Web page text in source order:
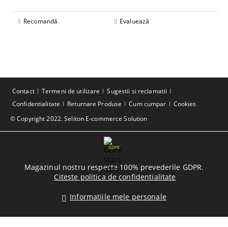
Recomandă Evaluează
© Copyright 2022. Seliton E-commerce Solution
Contact Termeni de utilizare
Sugestii si reclamatii
Confidentialitate
Returnare Produse Cum cumpar Cookies
GDPR
Magazinul nostru respecta 100% prevederile GDPR.
Citeste politica de confidentialitate
Informatiile mele personale